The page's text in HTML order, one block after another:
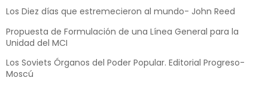
Los Diez días que estremecieron al mundo- John Reed
Propuesta de Formulación de una Línea General para la
Unidad del MCI
Los Soviets Órganos del Poder Popular. Editorial Progreso-
Moscú